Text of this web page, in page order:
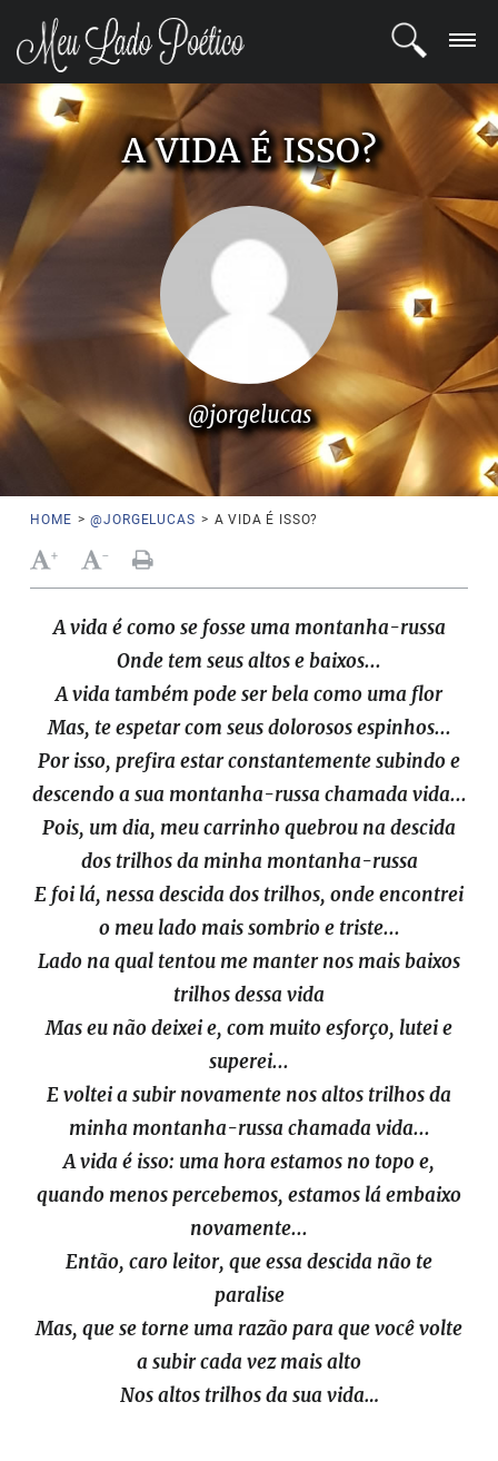
LOGIN
REGISTRO
BLOG
COMUNIDADE
A VIDA É ISSO?
@jorgelucas
HOME > @JORGELUCAS > A VIDA É ISSO?
+ -
A vida é como se fosse uma montanha-russa
Onde tem seus altos e baixos...
A vida também pode ser bela como uma flor
Mas, te espetar com seus dolorosos espinhos...
Por isso, prefira estar constantemente subindo e
descendo a sua montanha-russa chamada vida...
Pois, um dia, meu carrinho quebrou na descida
dos trilhos da minha montanha-russa
E foi lá, nessa descida dos trilhos, onde encontrei
o meu lado mais sombrio e triste...
Lado na qual tentou me manter nos mais baixos
trilhos dessa vida
Mas eu não deixei e, com muito esforço, lutei e
superei...
E voltei a subir novamente nos altos trilhos da
minha montanha-russa chamada vida...
A vida é isso: uma hora estamos no topo e,
quando menos percebemos, estamos lá embaixo
novamente...
Então, caro leitor, que essa descida não te
paralise
Mas, que se torne uma razão para que você volte
a subir cada vez mais alto
Nos altos trilhos da sua vida…